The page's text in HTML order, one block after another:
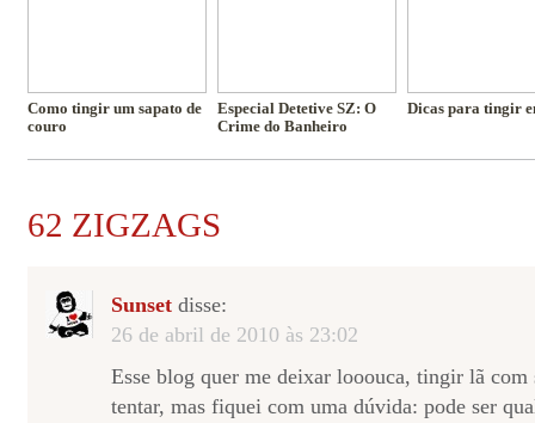
Como tingir um sapato de
couro
Especial Detetive SZ: O
Crime do Banheiro
Dicas para tingir
62 ZIGZAGS
Sunset disse:
26 de abril de 2010 às 23:02
Esse blog quer me deixar looouca, tingir lã
tentar, mas fiquei com uma dúvida: pode ser